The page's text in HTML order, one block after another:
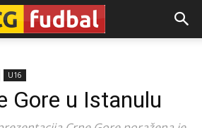
U16
Gore u Istanulu